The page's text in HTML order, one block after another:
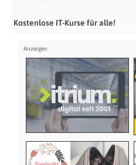
Kostenlose IT-Kurse für alle!